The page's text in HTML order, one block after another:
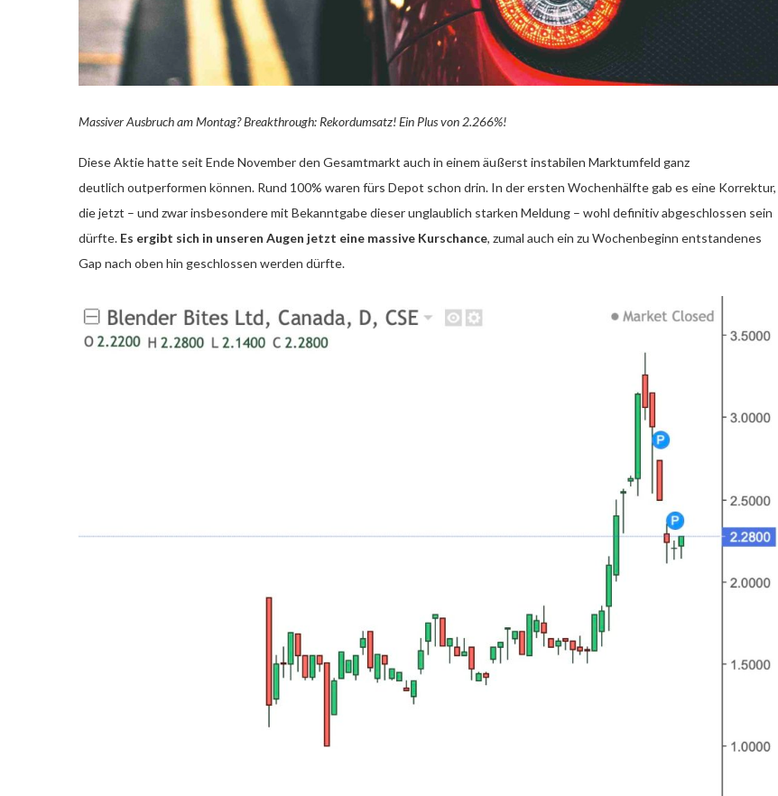
Massiver Ausbruch am Montag? Breakthrough: Rekordumsatz! Ein Plus von 2.266%!
Diese Aktie hatte seit Ende November den Gesamtmarkt auch in einem äußerst instabilen Marktumfeld ganz
deutlich outperformen können. Rund 100% waren fürs Depot schon drin. In der ersten Wochenhälfte gab es eine Korrektur,
die jetzt – und zwar insbesondere mit Bekanntgabe dieser unglaublich starken Meldung – wohl definitiv abgeschlossen sein
dürfte. Es ergibt sich in unseren Augen jetzt eine massive Kurschance, zumal auch ein zu Wochenbeginn entstandenes
Gap nach oben hin geschlossen werden dürfte.